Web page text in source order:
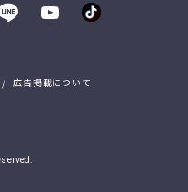
広告掲載について